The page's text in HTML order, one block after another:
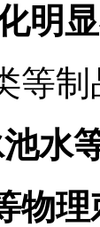
明
等制
水
物